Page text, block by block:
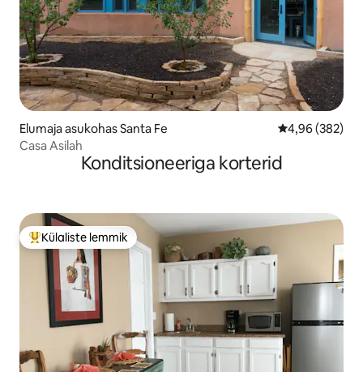
Elumaja asukohas Santa Fe Keskmine
4,96 (382)
Casa Asilah
Konditsioneeriga korterid
Külaliste suur lemmik
Külaliste lemmik